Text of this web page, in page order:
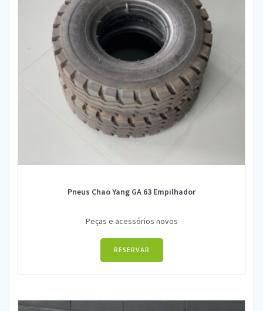
Pneus Chao Yang GA 63 Empilhador
Peças e acessórios novos
RESERVAR